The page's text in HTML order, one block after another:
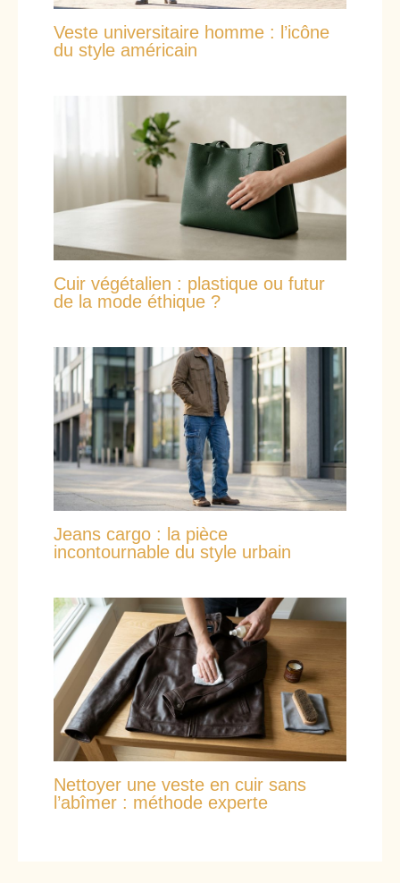
Veste universitaire homme : l’icône
du style américain
Cuir végétalien : plastique ou futur
de la mode éthique ?
Jeans cargo : la pièce
incontournable du style urbain
Nettoyer une veste en cuir sans
l’abîmer : méthode experte